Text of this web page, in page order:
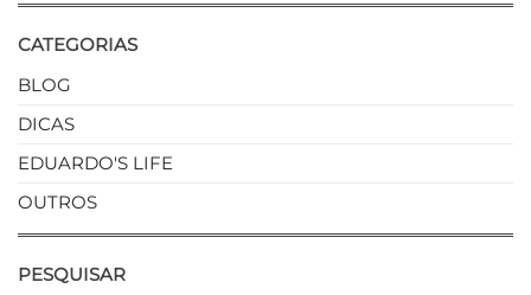
CATEGORIAS
BLOG
DICAS
EDUARDO'S LIFE
OUTROS
PESQUISAR